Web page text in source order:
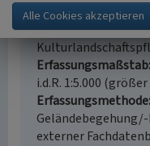
Meckenheim - Ersdorf
Fachsicht(en)
Erfassungsmaßstab
i.d.R. 1:5.000
Erfassungsmethode
externer